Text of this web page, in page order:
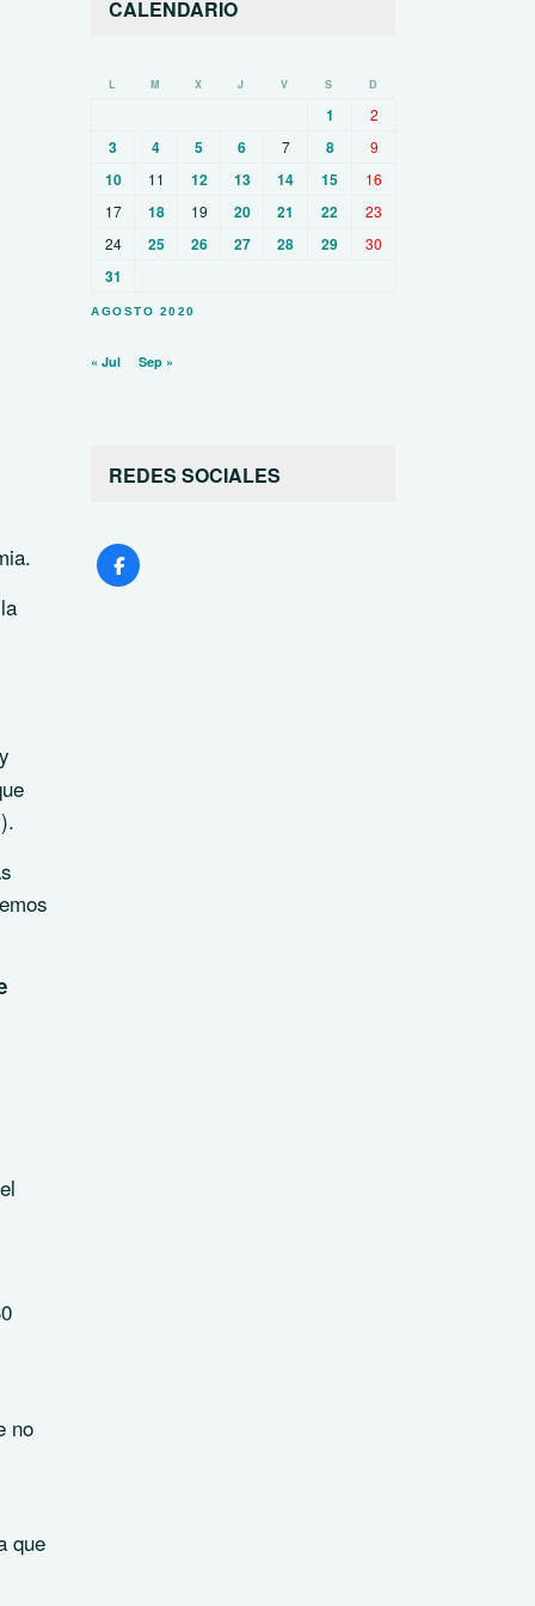
no
que
CALENDARIO
AGOSTO 2020
L M X J V S D
1 2
3 4 5 6 7 8 9
10 11 12 13 14 15
16
17
18 19 20 21 22
23
24
25 26 27 28 29 30
31
« Jul Sep »
REDES SOCIALES